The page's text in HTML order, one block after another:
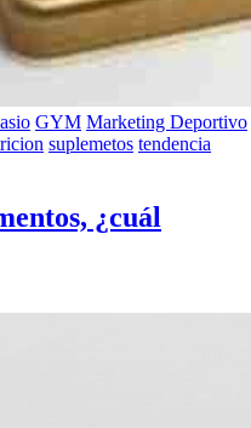
GYM Marketing Deportivo
suplemetos tendencia
¿cuál